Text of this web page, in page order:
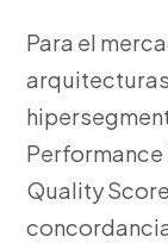
Para el
Performance
Quality